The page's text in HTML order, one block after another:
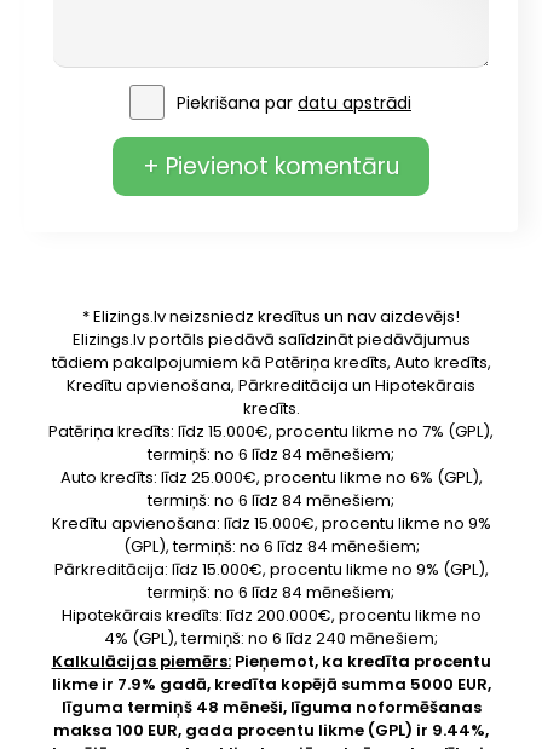
Piekrišana par datu apstrādi
+ Pievienot komentāru
* Elizings.lv neizsniedz kredītus un nav aizdevējs!
Elizings.lv portāls piedāvā salīdzināt piedāvājumus
tādiem pakalpojumiem kā Patēriņa kredīts, Auto kredīts,
Kredītu apvienošana, Pārkreditācija un Hipotekārais
kredīts.
Patēriņa kredīts: līdz 15.000€, procentu likme no 7% (GPL),
termiņš: no 6 līdz 84 mēnešiem;
Auto kredīts: līdz 25.000€, procentu likme no 6% (GPL),
termiņš: no 6 līdz 84 mēnešiem;
Kredītu apvienošana: līdz 15.000€, procentu likme no 9%
(GPL), termiņš: no 6 līdz 84 mēnešiem;
Pārkreditācija: līdz 15.000€, procentu likme no 9% (GPL),
termiņš: no 6 līdz 84 mēnešiem;
Hipotekārais kredīts: līdz 200.000€, procentu likme no
4% (GPL), termiņš: no 6 līdz 240 mēnešiem;
Kalkulācijas piemērs:Pieņemot, ka kredīta procentu
likme ir 7.9% gadā, kredīta kopējā summa 5000 EUR,
līguma termiņš 48 mēneši, līguma noformēšanas
maksa 100 EUR, gada procentu likme (GPL) ir 9.44%,